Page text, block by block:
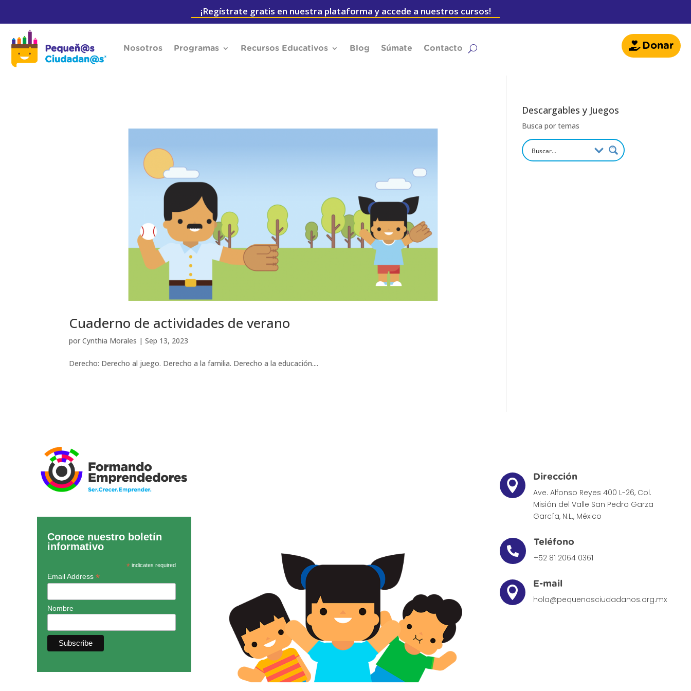
¡Regístrate gratis en nuestra plataforma y accede a nuestros cursos!
Nosotros Programas Recursos Educativos Blog Súmate Contacto Donar
Cuaderno de actividades de verano
porCynthia Morales |Sep 13, 2023
Derecho: Derecho al juego. Derecho a la familia. Derecho a la educación....
Descargables y Juegos
Busca por temas
Conoce nuestro boletín
informativo
*indicates required
Email Address *
Nombre

Dirección
Ave. Alfonso Reyes 400 L-26, Col.
Misión del Valle San Pedro Garza
García, N.L., México

Teléfono
+52 81 2064 0361

E-mail
hola@pequenosciudadanos.org.mx